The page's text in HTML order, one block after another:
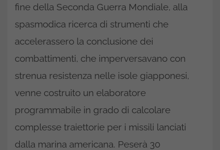
fine della Seconda Guerra Mondiale, alla
spasmodica ricerca di strumenti che
accelerassero la conclusione dei
combattimenti, che imperversavano con
strenua resistenza nelle isole giapponesi,
venne costruito un elaboratore
programmabile in grado di calcolare
complesse traiettorie per i missili lanciati
dalla marina americana. Peserà 30